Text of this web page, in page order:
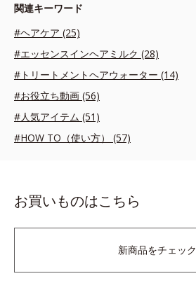
関連キーワード
#ヘアケア (25)
#エッセンスインヘアミルク (28)
#トリートメントヘアウォーター (14)
#お役立ち動画 (56)
#人気アイテム (51)
#HOW TO（使い方） (57)
お買いものはこちら
新商品をチェック